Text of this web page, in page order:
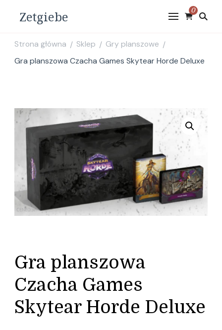
Zetgiebe 0
Strona główna / Sklep / Gry planszowe /
Gra planszowa Czacha Games Skytear Horde Deluxe
Gra planszowa
Czacha Games
Skytear Horde Deluxe